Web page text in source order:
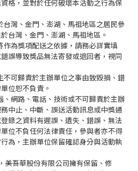
格，並對於任何破壞本活動之行為保
台灣、金門、澎湖、馬祖地區之居民參
台灣、金門、澎湖、馬祖地區。
作為獎項配送之依據，請務必詳實填
誤導致獎品無法寄發或退回者，視同
不可歸責於主辦單位之事由致毀損、錯
位恕不負責。
、網路、電話、技術或不可歸責於主辦
中止、中斷、誤送活動訊息或中獎通
錄之資料有遲誤、遺失、錯誤、無法
位不負任何法律責任，參與者亦不得
為，主辦單位保留確認身分與活動執
美吾華股份有限公司擁有保留、修